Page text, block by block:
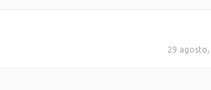
29 agosto,